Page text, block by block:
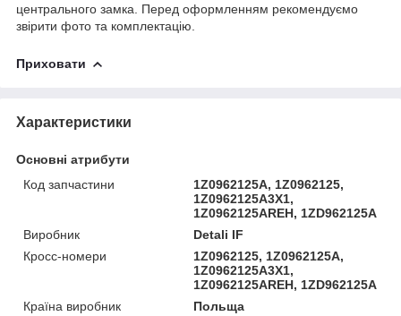
центрального замка. Перед оформленням рекомендуємо
звірити фото та комплектацію.
Приховати
Характеристики
Основні атрибути
Код запчастини
1Z0962125A, 1Z0962125,
1Z0962125A3X1,
1Z0962125AREH, 1ZD962125A
Виробник
Detali IF
Кросс-номери
1Z0962125, 1Z0962125A,
1Z0962125A3X1,
1Z0962125AREH, 1ZD962125A
Країна виробник
Польща